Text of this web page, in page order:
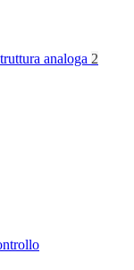
analoga 2